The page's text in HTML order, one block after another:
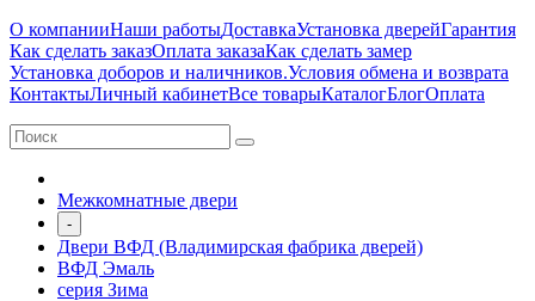
О компанииНаши работыДоставкаУстановка дверейГарантия
Как сделать заказОплата заказаКак сделать замер
Установка доборов и наличников.Условия обмена и возврата
КонтактыЛичный кабинетВсе товарыКаталогБлогОплата
Межкомнатные двери
-
Двери ВФД (Владимирская фабрика дверей)
ВФД Эмаль
серия Зима